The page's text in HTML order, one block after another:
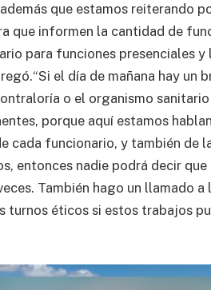
que estamos reiterando
que informen la cantidad de
para funciones presenciales y
el día de mañana hay un
o el organismo
porque aquí estamos
cada funcionario, y también de
entonces nadie podrá decir
También hago un llamado
turnos éticos si estos trabajos